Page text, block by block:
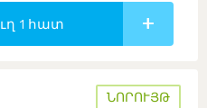
1 հատ
ՆՈՐՈՒՅԹ